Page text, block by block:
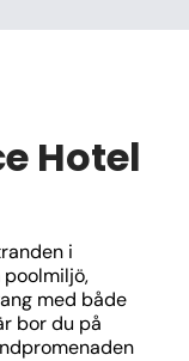
Hotel
i
med både
bor du på